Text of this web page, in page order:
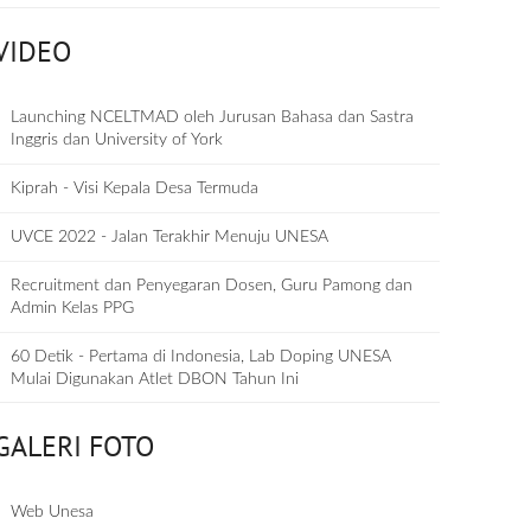
Launching NCELTMAD oleh Jurusan Bahasa dan Sastra
Inggris dan University of York
Kiprah - Visi Kepala Desa Termuda
UVCE 2022 - Jalan Terakhir Menuju UNESA
Recruitment dan Penyegaran Dosen, Guru Pamong dan
Admin Kelas PPG
60 Detik - Pertama di Indonesia, Lab Doping UNESA
Mulai Digunakan Atlet DBON Tahun Ini
FOTO
Web Unesa